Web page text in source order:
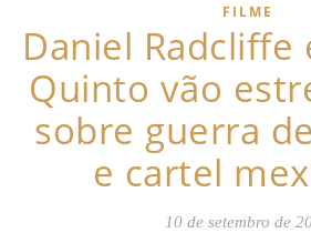
FILME
Daniel Radcliffe
Quinto vão
sobre guerra
e cartel
10 de setembro de